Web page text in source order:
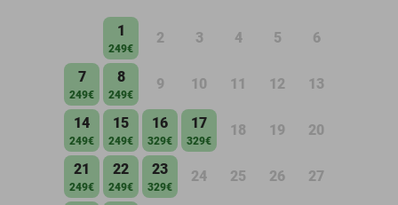
1
249€
2 3 4 5 6
7
249€
8
249€
9 10 11 12 13
14
249€
15
249€
16
329€
17
329€
18 19 20
21
249€
22
249€
23
329€
24 25 26 27